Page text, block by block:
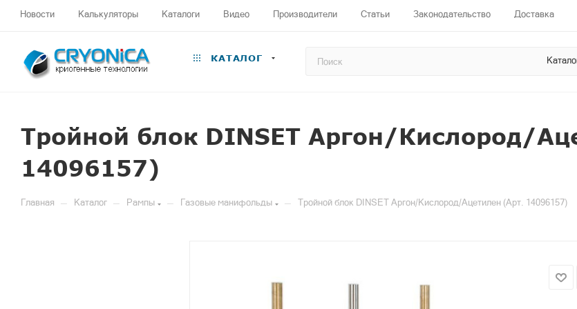
Новости Калькуляторы Каталоги Видео Производители Статьи Законодательство Доставка
КАТАЛОГ
Тройной блок DINSET Аргон/Кислород/
14096157)
Главная — Каталог — Рампы — Газовые манифольды — Тройной блок DINSET Аргон/Кислород/Ацетилен (Арт. 14096157)